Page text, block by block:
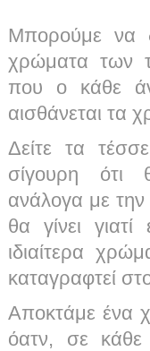
Μπορούμε να
χρώματα των
που ο κάθε
αισθάνεται τα
Δείτε τα
σίγουρη ότι
ανάλογα με
θα γίνει
ιδιαίτερα
καταγραφτεί
Αποκτάμε ένα
όατν, σε κάθε